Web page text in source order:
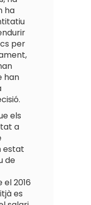
ha
per
han
els
a
estat
de
2016
es